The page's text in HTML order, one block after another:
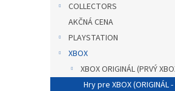
COLLECTORS
AKČNÁ CENA
PLAYSTATION
XBOX
XBOX ORIGINÁL (PRVÝ
Hry pre XBOX (ORIGINÁL -